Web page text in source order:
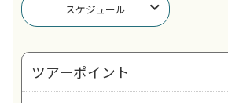
スケジュール
ツアーポイント